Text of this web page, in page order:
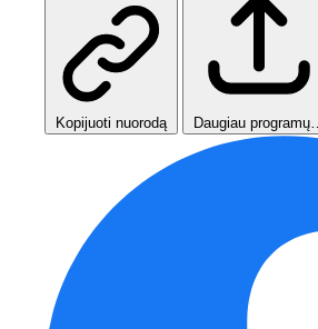
Kopijuoti nuorodą Daugiau programų…